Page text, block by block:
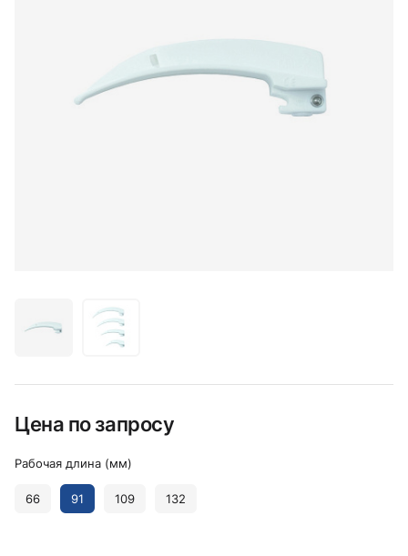
Цена по запросу
Рабочая длина (мм)
66 91 109 132